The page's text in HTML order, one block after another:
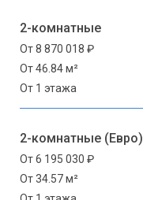
2-комнатные
От 8 870 018 ₽
От 46.84 м²
От 1 этажа
2-комнатные (Евро)
От 6 195 030 ₽
От 34.57 м²